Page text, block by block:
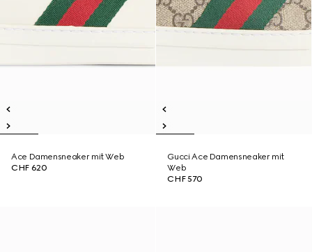
Ace Damensneaker mit Web
CHF 620
Gucci Ace Damensneaker mit
Web
CHF 570